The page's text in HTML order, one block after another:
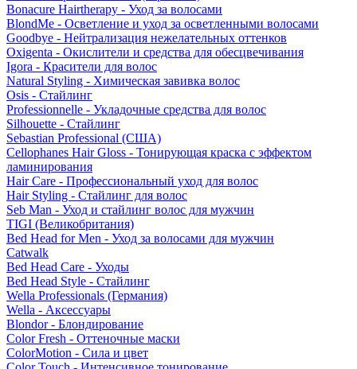
Bonacure Hairtherapy - Уход за волосами
BlondMe - Осветление и уход за осветленными волосами
Goodbye - Нейтрализация нежелательных оттенков
Oxigenta - Окислители и средства для обесцвечивания
Igora - Красители для волос
Natural Styling - Химическая завивка волос
Osis - Стайлинг
Professionnelle - Укладочные средства для волос
Silhouette - Стайлинг
Sebastian Professional (США)
Cellophanes Hair Gloss - Тонирующая краска с эффектом
ламинирования
Hair Care - Профессиональный уход для волос
Hair Styling - Стайлинг для волос
Seb Man - Уход и стайлинг волос для мужчин
TIGI (Великобритания)
Bed Head for Men - Уход за волосами для мужчин
Catwalk
Bed Head Care - Уходы
Bed Head Style - Стайлинг
Wella Professionals (Германия)
Wella - Аксессуары
Blondor - Блондирование
Color Fresh - Оттеночные маски
ColorMotion - Сила и цвет